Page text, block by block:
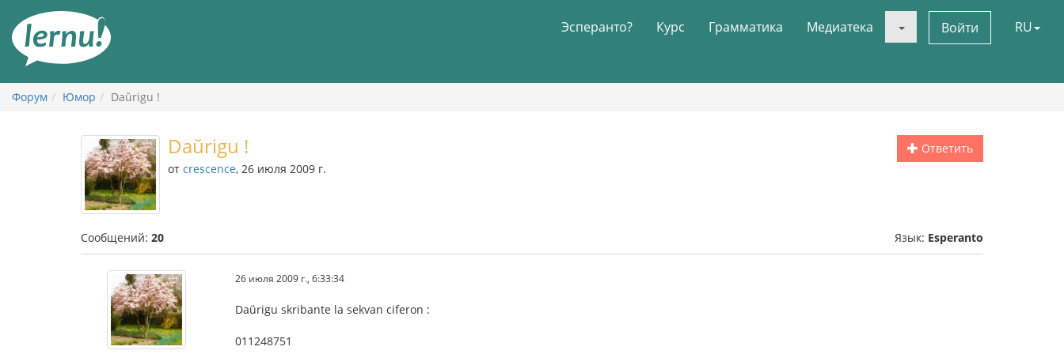
содержанию
Эсперанто? Курс Грамматика Медиатека Войти RU
Форум Юмор Daŭrigu !
Ответить
Daŭrigu !
от crescence, 26 июля 2009 г.
Сообщений: 20 Язык: Esperanto
26 июля 2009 г., 6:33:34
Daŭrigu skribante la sekvan ciferon :
011248751